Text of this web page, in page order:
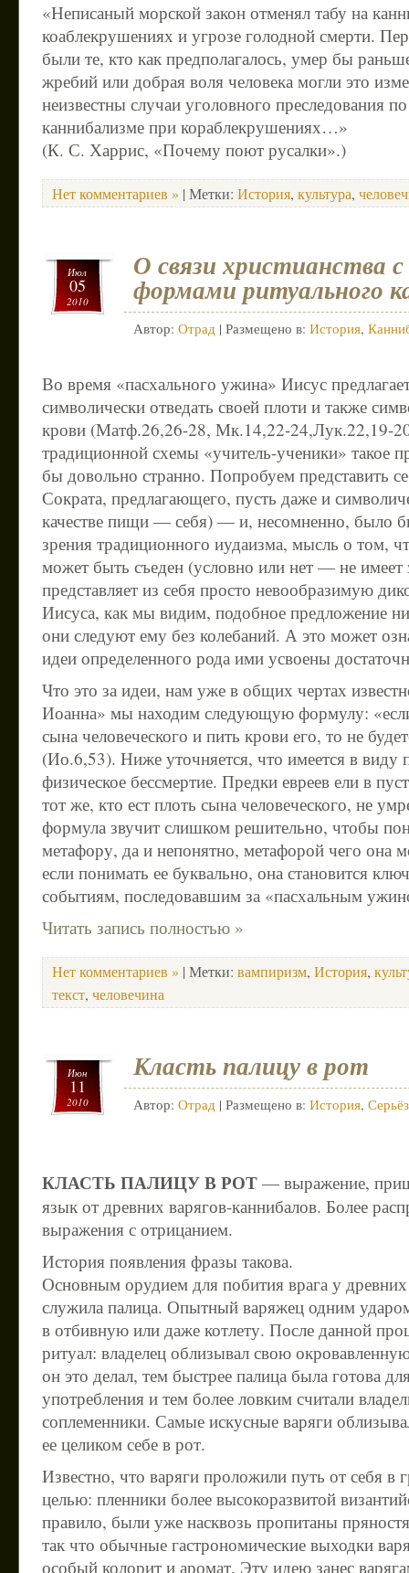
«Неписаный морской закон отменял табу на
коаблекрушениях и угрозе голодной смерти.
были те, кто как предполагалось, умер бы
жребий или добрая воля человека могли это
неизвестны случаи уголовного преследования
каннибализме при кораблекрушениях…»
(К. С. Харрис, «Почему поют русалки».)
Нет комментариев » | Метки: История, культура,
Июл
05
2010
О связи христианства
формами ритуального
Автор: Отрад | Размещено в: История,
Во время «пасхального ужина» Иисус
символически отведать своей плоти и также
крови (Матф.26,26-28, Мк.14,22-24,Лук.22,19-
традиционной схемы «учитель-ученики» такое
бы довольно странно. Попробуем представить
Сократа, предлагающего, пусть даже и
качестве пищи — себя) — и, несомненно, было
зрения традиционного иудаизма, мысль о том,
может быть съеден (условно или нет — не имеет
представляет из себя просто невообразимую
Иисуса, как мы видим, подобное предложение
они следуют ему без колебаний. А это может
идеи определенного рода ими усвоены
Что это за идеи, нам уже в общих чертах
Иоанна» мы находим следующую формулу: «если
сына человеческого и пить крови его, то не
(Ио.6,53). Ниже уточняется, что имеется в
физическое бессмертие. Предки евреев ели в
тот же, кто ест плоть сына человеческого, не
формула звучит слишком решительно, чтобы
метафору, да и непонятно, метафорой чего она
если понимать ее буквально, она становится
событиям, последовавшим за «пасхальным
Читать запись полностью »
Нет комментариев » | Метки: вампиризм, История,
текст, человечина
Июн
11
2010
Класть палицу в рот
Автор: Отрад | Размещено в: История,
КЛАСТЬ ПАЛИЦУ В РОТ — выражение,
язык от древних варягов-каннибалов. Более
выражения с отрицанием.
История появления фразы такова.
Основным орудием для побития врага у древних
служила палица. Опытный варяжец одним
в отбивную или даже котлету. После данной
ритуал: владелец облизывал свою
он это делал, тем быстрее палица была готова
употребления и тем более ловким считали
соплеменники. Самые искусные варяги
ее целиком себе в рот.
Известно, что варяги проложили путь от себя в
целью: пленники более высокоразвитой
правило, были уже насквозь пропитаны
так что обычные гастрономические выходки
особый колорит и аромат. Эту идею занес